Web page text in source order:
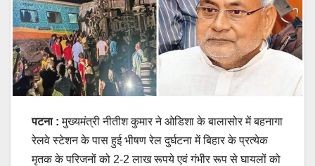
पटना : मुख्यमंत्री नीतीश कुमार ने ओडिशा के बालासोर में बहनागा
रेलवे स्टेशन के पास हुई भीषण रेल दुर्घटना में बिहार के प्रत्येक
मृतक के परिजनों को 2-2 लाख रूपये एवं गंभीर रूप से घायलों को